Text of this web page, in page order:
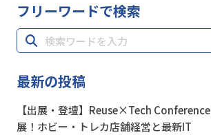
フリーワードで検索
最新の投稿
【出展・登壇】Reuse×Tech
展！ホビー・トレカ店舗経営と最新IT